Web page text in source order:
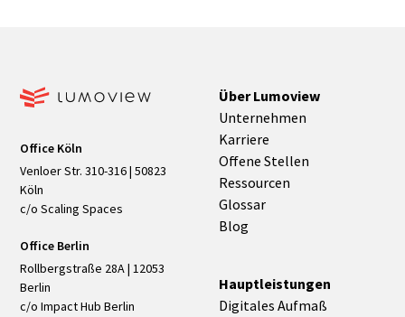
Office Köln
Venloer Str. 310-316 | 50823
Köln
c/o Scaling Spaces
Office Berlin
Rollbergstraße 28A | 12053
Berlin
c/o Impact Hub Berlin
Über Lumoview
Unternehmen
Karriere
Offene Stellen
Ressourcen
Glossar
Blog
Hauptleistungen
Digitales Aufmaß